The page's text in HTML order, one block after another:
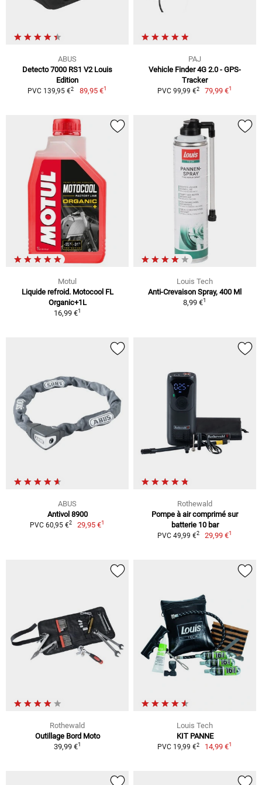
ABUS
Detecto 7000 RS1 V2 Louis
Edition
PVC 139,95 €2 89,95 €1
PAJ
Vehicle Finder 4G 2.0 - GPS-
Tracker
PVC 99,99 €2 79,99 €1
Motul
Liquide refroid. Motocool FL
Organic+1L
16,99 €1
Louis Tech
Anti-Crevaison Spray, 400 Ml
8,99 €1
ABUS
Antivol 8900
PVC 60,95 €2 29,95 €1
Rothewald
Pompe à air comprimé sur
batterie 10 bar
PVC 49,99 €2 29,99 €1
Rothewald
Outillage Bord Moto
39,99 €1
Louis Tech
KIT PANNE
PVC 19,99 €2 14,99 €1